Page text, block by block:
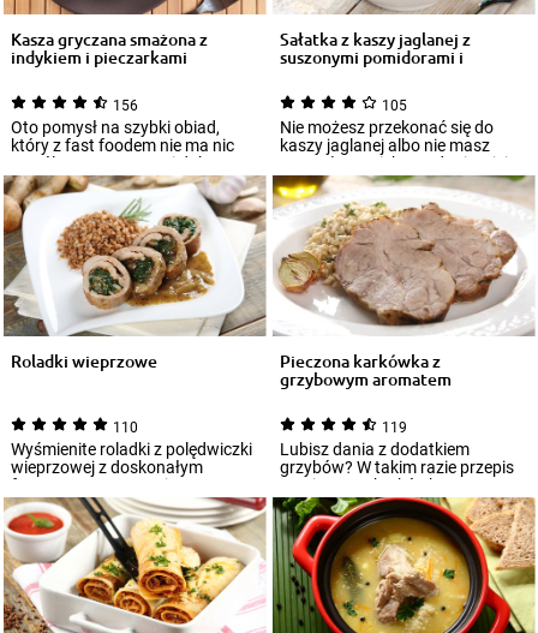
Kasza gryczana smażona z
indykiem i pieczarkami
156
Oto pomysł na szybki obiad,
który z fast foodem nie ma nic
wspólnego. Soczyste i dobrze
przyprawi...
Sałatka z kaszy jaglanej z
suszonymi pomidorami i
oliwkami
105
Nie możesz przekonać się do
kaszy jaglanej albo nie masz
pomysłu na ciekawe dania z jej
wykorzyst...
Roladki wieprzowe
110
Wyśmienite roladki z polędwiczki
wieprzowej z doskonałym
farszem to propozycja
wykwintnego oraz p...
Pieczona karkówka z
grzybowym aromatem
119
Lubisz dania z dodatkiem
grzybów? W takim razie przepis
na pieczoną karkówkę z
grzybowym aromatem...